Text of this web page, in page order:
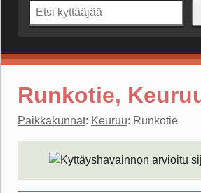
Runkotie,
Paikkakunnat: Keuruu: Runkotie